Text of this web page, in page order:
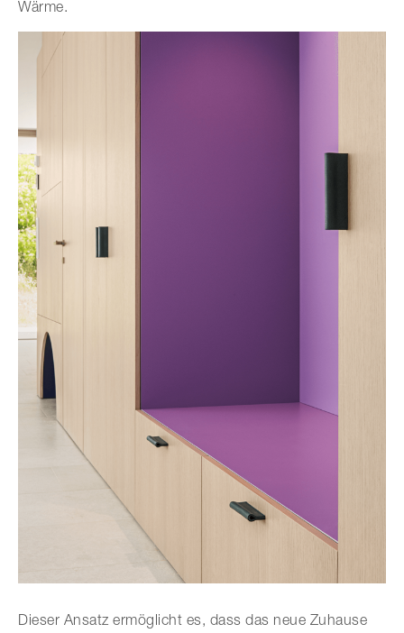
Wärme.
Dieser Ansatz ermöglicht es, dass das neue Zuhause